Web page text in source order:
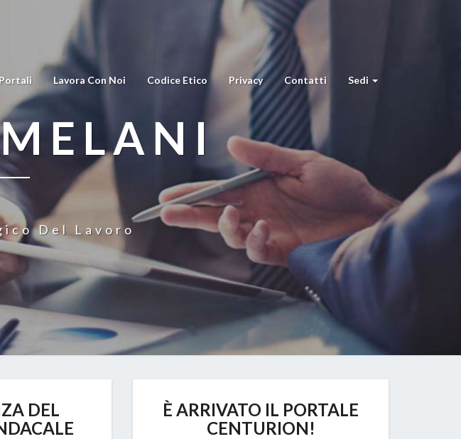
Portali Lavora Con Noi Codice Etico Privacy Contatti Sedi
Del Lavoro
DEL
È ARRIVATO IL PORTALE
CENTURION!